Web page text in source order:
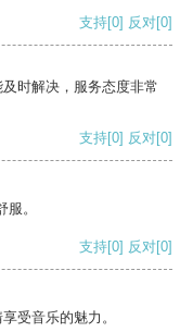
支持[0] 反对[0]
时解决，服务态度非常
支持[0] 反对[0]
。
支持[0] 反对[0]
受音乐的魅力。